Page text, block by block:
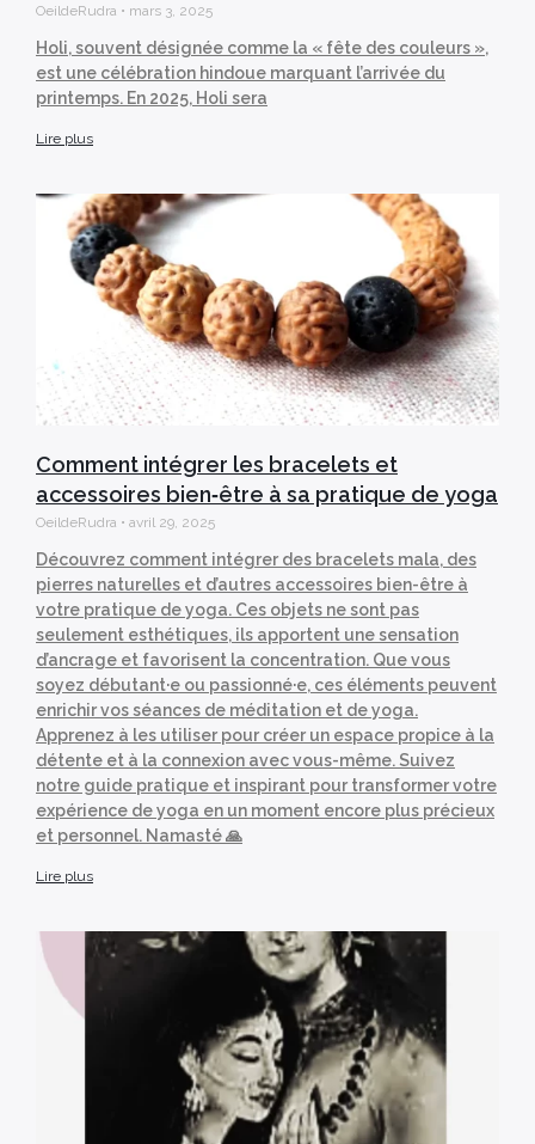
OeildeRudra mars 3, 2025
Holi, souvent désignée comme la « fête des couleurs »,
est une célébration hindoue marquant l’arrivée du
printemps. En 2025, Holi sera
Lire plus
Comment intégrer les bracelets et
accessoires bien‑être à sa pratique de yoga
OeildeRudra avril 29, 2025
Découvrez comment intégrer des bracelets mala, des
pierres naturelles et d’autres accessoires bien-être à
votre pratique de yoga. Ces objets ne sont pas
seulement esthétiques, ils apportent une sensation
d’ancrage et favorisent la concentration. Que vous
soyez débutant·e ou passionné·e, ces éléments peuvent
enrichir vos séances de méditation et de yoga.
Apprenez à les utiliser pour créer un espace propice à la
détente et à la connexion avec vous-même. Suivez
notre guide pratique et inspirant pour transformer votre
expérience de yoga en un moment encore plus précieux
et personnel. Namasté 🙏
Lire plus